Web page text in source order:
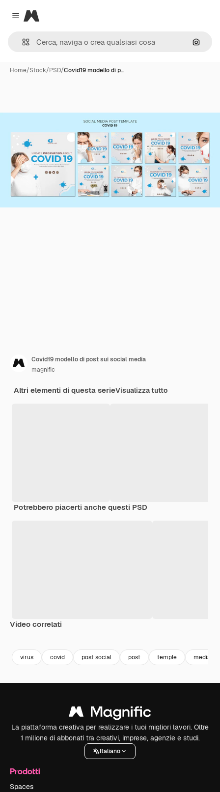
Close menu
Magnific
Cerca
Home/Stock/PSD/Covid19 modello di p…
Covid19 modello di post sui social media
magnific
Altri elementi di questa serieVisualizza tutto
Potrebbero piacerti anche questi PSD
Video correlati
virus covid post social post temple media
La piattaforma creativa per realizzare i tuoi migliori lavori. Oltre
1 milione di abbonati tra creativi, imprese, agenzie e studi.
Italiano
Prodotti
Spaces